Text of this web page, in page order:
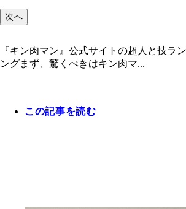
次へ
『キン肉マン』公式サイトの超人と技
ングまず、驚くべきはキン肉マ...
この記事を読む